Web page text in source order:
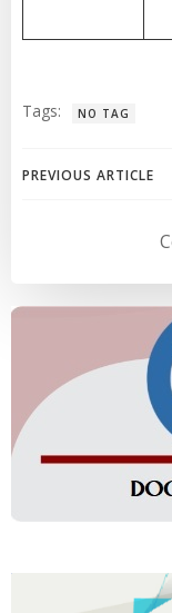
Tags: NO TAG
PREVIOUS ARTICLE